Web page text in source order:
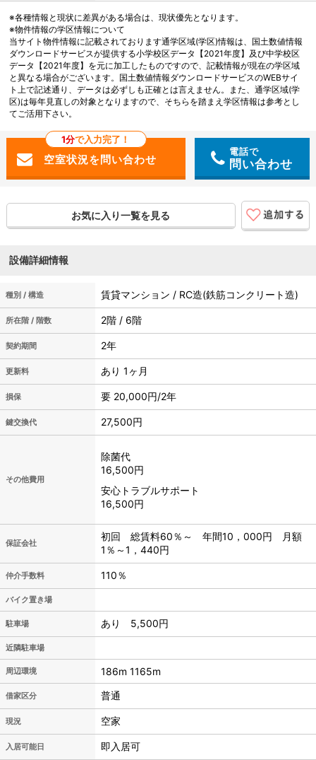
※各種情報と現状に差異がある場合は、現状優先となります。
※物件情報の学区情報について
当サイト物件情報に記載されております通学区域(学区)情報は、国土数値情報
ダウンロードサービスが提供する小学校区データ【2021年度】及び中学校区
データ【2021年度】を元に加工したものですので、記載情報が現在の学区域
と異なる場合がございます。国土数値情報ダウンロードサービスのWEBサイ
ト上で記述通り、データは必ずしも正確とは言えません。また、通学区域(学
区)は毎年見直しの対象となりますので、そちらを踏まえ学区情報は参考とし
てご活用下さい。
1分で入力完了！
電話で
問い合わせ
お気に入り一覧を見る
設備詳細情報
種別 / 構造 賃貸マンション / RC造(鉄筋コンクリート造)
所在階 / 階数 2階 / 6階
契約期間 2年
更新料 あり 1ヶ月
損保 要 20,000円/2年
鍵交換代 27,500円
その他費用
除菌代
16,500円
安心トラブルサポート
16,500円
保証会社
初回 総賃料60％～ 年間10，000円 月額
1％～1，440円
仲介手数料 110％
バイク置き場
駐車場 あり 5,500円
近隣駐車場
周辺環境 186m 1165m
借家区分 普通
現況 空家
入居可能日 即入居可